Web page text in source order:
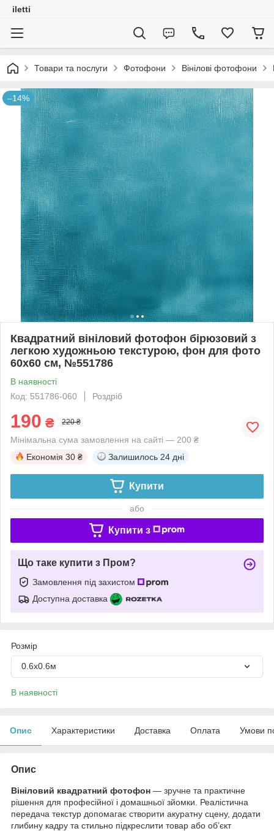
iletti
Товари та послуги Фотофони Вінілові фотофони
–14%
Квадратний вініловий фотофон бірюзовий з
легкою художньою текстурою, фон для фото
60x60 см, №551786
В наявності
Код: 551786-060
Роздріб
190 ₴ 220 ₴
Мінімальна сума замовлення на сайті — 200 ₴
Економія 30 ₴ Залишилось 24 дні
Купити
або
Купити з
Що таке купити з Пром?
Замовлення під захистом
Доступна доставка
Розмір
0.6х0.6м
В наявності
Опис Характеристики Доставка Оплата Умови
Опис
Вініловий квадратний фотофон — зручне та практичне
рішення для професійної і домашньої зйомки. Реалістична
передача текстур допомагає створити акуратну сцену, додати
глибину кадру та стильно підкреслити товар або об’єкт